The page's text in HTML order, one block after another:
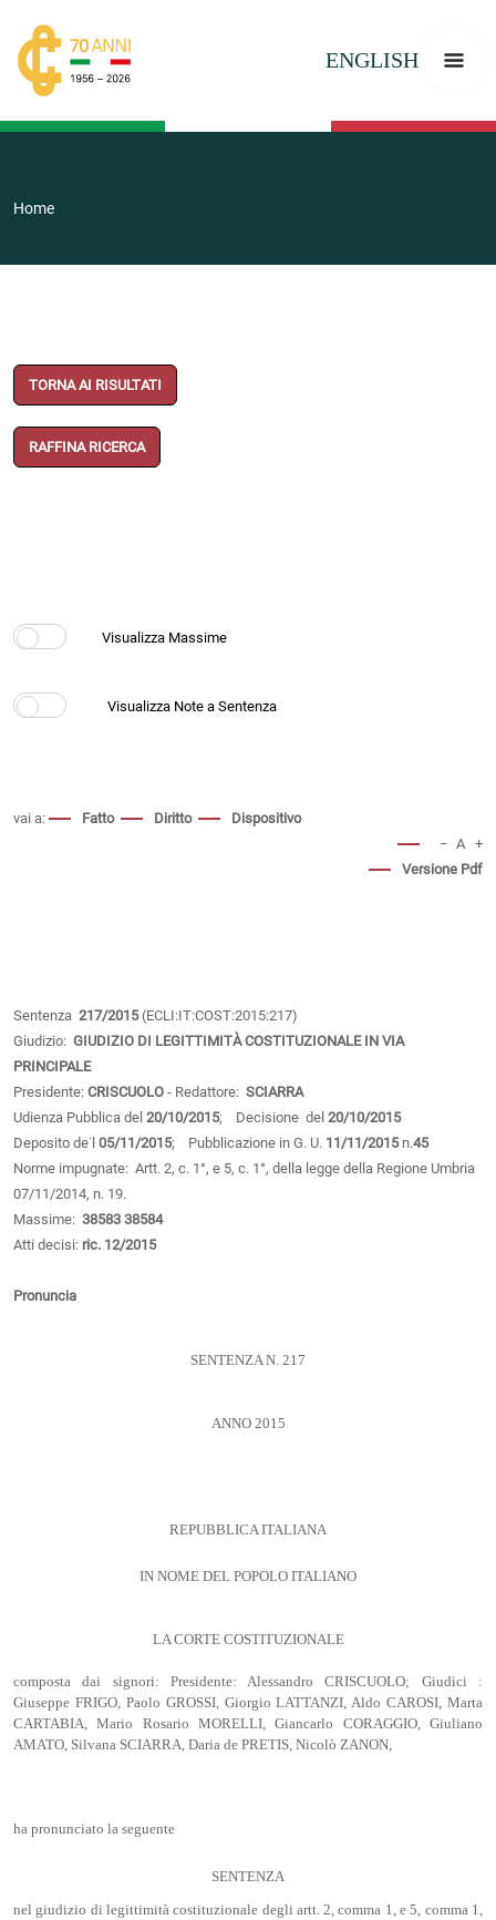
ENGLISH
Home
TORNA AI RISULTATI
RAFFINA RICERCA
vai a: Fatto Diritto
Dispositivo
− A +
Versione Pdf
Sentenza 217/2015(ECLI:IT:COST:2015:217)
Giudizio: GIUDIZIO DI LEGITTIMITÀ COSTITUZIONALE IN VIA
PRINCIPALE
Presidente: CRISCUOLO - Redattore: SCIARRA
Udienza Pubblica del 20/10/2015; Decisione del 20/10/2015
Deposito de˙l 05/11/2015; Pubblicazione in G. U. 11/11/2015n.45
Norme impugnate: Artt. 2, c. 1°, e 5, c. 1°, della legge della Regione Umbria
07/11/2014, n. 19.
Massime: 38583 38584
Atti decisi: ric. 12/2015
Pronuncia
SENTENZA N. 217
ANNO 2015
REPUBBLICA ITALIANA
IN NOME DEL POPOLO ITALIANO
LA CORTE COSTITUZIONALE
composta dai signori: Presidente: Alessandro CRISCUOLO; Giudici :
Giuseppe FRIGO, Paolo GROSSI, Giorgio LATTANZI, Aldo CAROSI, Marta
CARTABIA, Mario Rosario MORELLI, Giancarlo CORAGGIO, Giuliano
AMATO, Silvana SCIARRA, Daria de PRETIS, Nicolò ZANON,
ha pronunciato la seguente
SENTENZA
nel giudizio di legittimità costituzionale degli artt. 2, comma 1, e 5, comma 1,